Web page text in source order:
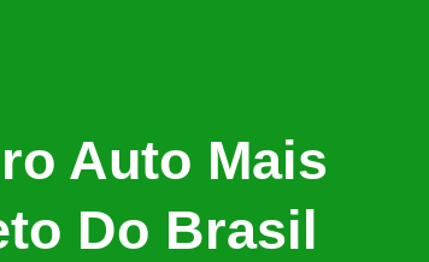
Auto Mais
Do Brasil